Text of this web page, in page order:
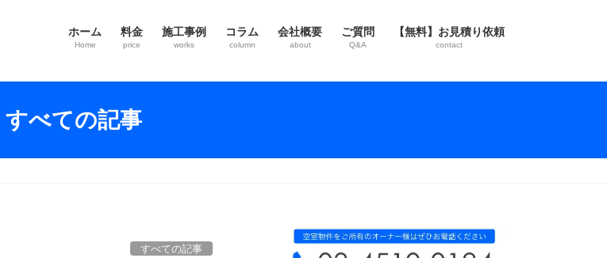
ホーム
Home
料金
price
施工事例
works
コラム
column
会社概要
about
ご質問
Q&A
【無料】お見積り依頼
contact
すべての記事
すべての記事